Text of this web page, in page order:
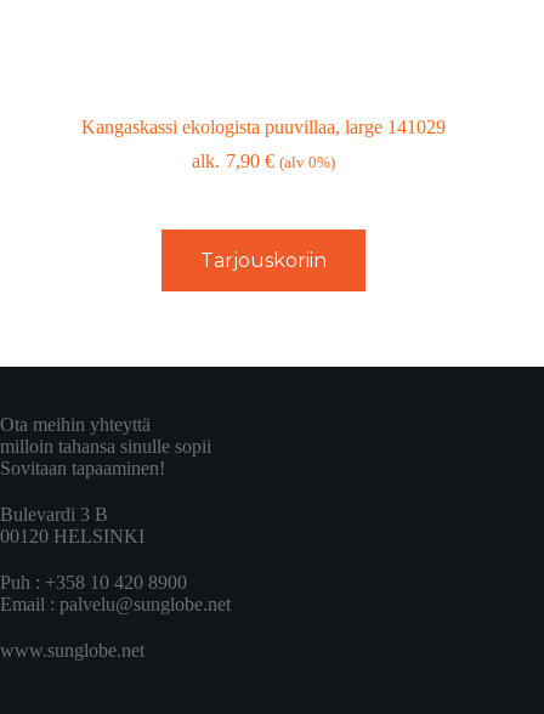
Kangaskassi ekologista puuvillaa, large 141029
7,90€ (alv 0%)
Tarjouskoriin
Ota meihin yhteyttä
milloin tahansa sinulle sopii
Sovitaan tapaaminen!
Bulevardi 3 B
00120 HELSINKI
Puh : +358 10 420 8900
Email : palvelu@sunglobe.net
www.sunglobe.net